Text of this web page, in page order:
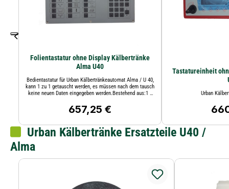
Folientastatur ohne Display Kälbertränke
Alma U40
Bedientastatur für Urban Kälbertränkeautomat Alma / U 40,
kann 1 zu 1 getauscht werden, es müssen nach dem tausch
keine neuen Daten eingegeben werden.Bestehend aus:1 x
Regulärer Preis:
657,25 €
Tastatureinheit
Urban
Urban Kälbertränke Ersatzteile U40 /
Alma